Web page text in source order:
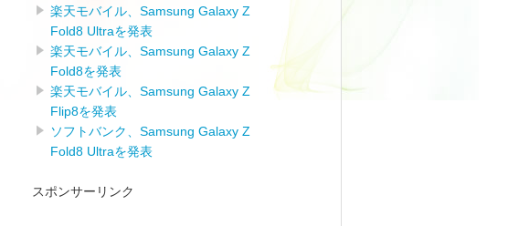
楽天モバイル、Samsung Galaxy Z
Fold8 Ultraを発表
楽天モバイル、Samsung Galaxy Z
Fold8を発表
楽天モバイル、Samsung Galaxy Z
Flip8を発表
ソフトバンク、Samsung Galaxy Z
Fold8 Ultraを発表
スポンサーリンク